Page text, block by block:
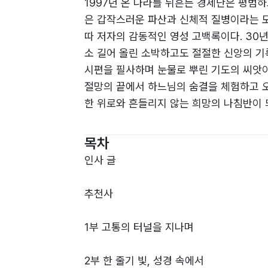
1997년 온 나라를 뒤흔든 경제난은 평범
은 갑작스러운 파산과 신체적 질병이라는
따 저자의 감동적인 영성 고백록이다. 30
소 길어 올린 소박하고도 절절한 신앙의
시편을 필사하며 눈물로 뿌린 기도의 씨
절망의 끝에서 하느님의 숨결을 체험하고
한 위로와 흔들리지 않는 희망의 나침반이
목차
인사 글
추천사
1부 고통의 터널을 지나며
2부 한 줄기 빛, 성경 속에서